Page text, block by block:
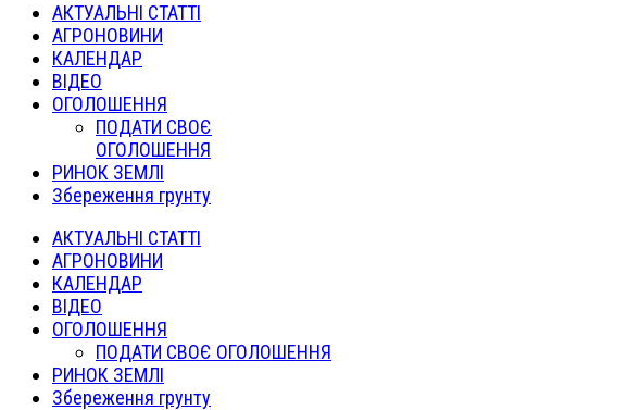
АКТУАЛЬНІ СТАТТІ
АГРОНОВИНИ
КАЛЕНДАР
ВІДЕО
ОГОЛОШЕННЯ
ПОДАТИ СВОЄ
ОГОЛОШЕННЯ
РИНОК ЗЕМЛІ
Збереження грунту
АКТУАЛЬНІ СТАТТІ
АГРОНОВИНИ
КАЛЕНДАР
ВІДЕО
ОГОЛОШЕННЯ
ПОДАТИ СВОЄ ОГОЛОШЕННЯ
РИНОК ЗЕМЛІ
Збереження грунту